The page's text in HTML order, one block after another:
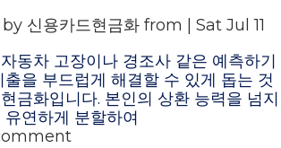
신용카드현금화 from
Sat Jul 11
동차 고장이나 경조사 같은 예측하기
출을 부드럽게 해결할 수 있게 돕는 것
금화입니다. 본인의 상환 능력을 넘지
연하게 분할하여